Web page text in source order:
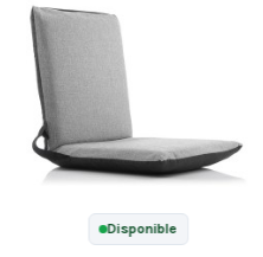
Disponible